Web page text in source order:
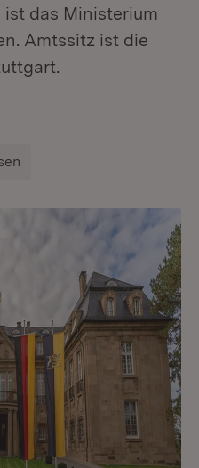
das Ministerium
Amtssitz ist die